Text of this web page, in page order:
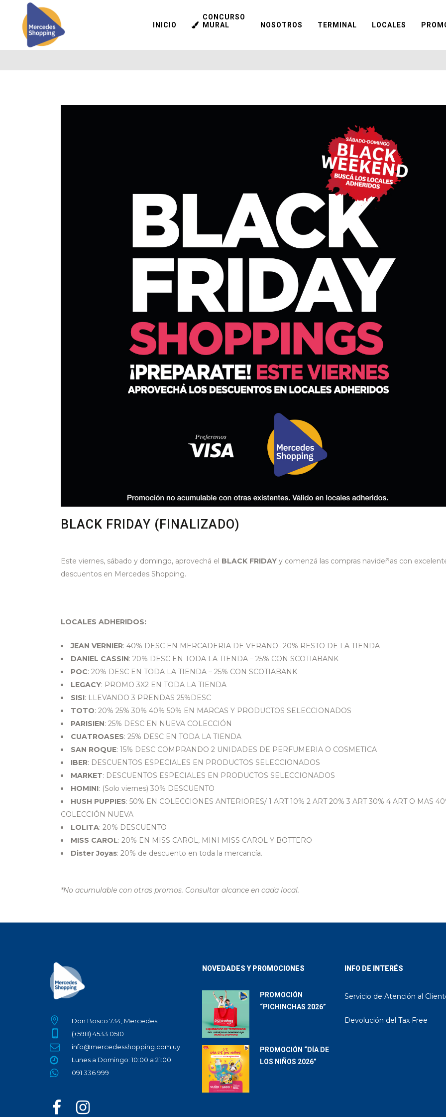
INICIO
CONCURSO
MURAL
NOSOTROS TERMINAL LOCALES
BLACK FRIDAY (FINALIZADO)
Este viernes, sábado y domingo, aprovechá el BLACK FRIDAY y comenzá las compras navideñas con
descuentos en Mercedes Shopping.
LOCALES ADHERIDOS:
JEAN VERNIER: 40% DESC EN MERCADERIA DE VERANO- 20% RESTO DE LA TIENDA
DANIEL CASSIN: 20% DESC EN TODA LA TIENDA – 25% CON SCOTIABANK
POC: 20% DESC EN TODA LA TIENDA – 25% CON SCOTIABANK
LEGACY: PROMO 3X2 EN TODA LA TIENDA
SISI: LLEVANDO 3 PRENDAS 25%DESC
TOTO: 20% 25% 30% 40% 50% EN MARCAS Y PRODUCTOS SELECCIONADOS
PARISIEN: 25% DESC EN NUEVA COLECCIÓN
CUATROASES: 25% DESC EN TODA LA TIENDA
SAN ROQUE: 15% DESC COMPRANDO 2 UNIDADES DE PERFUMERIA O COSMETICA
IBER: DESCUENTOS ESPECIALES EN PRODUCTOS SELECCIONADOS
MARKET: DESCUENTOS ESPECIALES EN PRODUCTOS SELECCIONADOS
HOMINI: (Solo viernes) 30% DESCUENTO
HUSH PUPPIES: 50% EN COLECCIONES ANTERIORES/ 1 ART 10% 2 ART 20% 3 ART 30% 4 ART O MAS
COLECCIÓN NUEVA
LOLITA: 20% DESCUENTO
MISS CAROL: 20% EN MISS CAROL, MINI MISS CAROL Y BOTTERO
Dister Joyas: 20% de descuento en toda la mercancía.
*No acumulable con otras promos. Consultar alcance en cada local.
Don Bosco 734, Mercedes
(+598) 4533 0510
info@mercedesshopping.com.uy
Lunes a Domingo: 10:00 a 21:00.
091 336 999
NOVEDADES Y PROMOCIONES
PROMOCIÓN
“PICHINCHAS 2026”
PROMOCIÓN “DÍA DE
LOS NIÑOS 2026”
INFO DE INTERÉS
Servicio de Atención al
Devolución del Tax Free